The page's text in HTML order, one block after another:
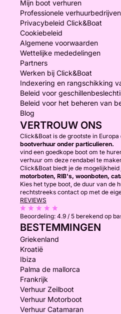
Mijn boot verhuren
Professionele verhuurbedrijven
Privacybeleid Click&Boat
Cookiebeleid
Algemene voorwaarden
Wettelijke mededelingen
Partners
Werken bij Click&Boat
Indexering en rangschikking
Beleid voor
Beleid voor het beheren van
Blog
VERTROUW ONS
Click&Boat is de grootste in
bootverhuur onder particulieren.
vind een goedkope boot om te
verhuur om deze rendabel te
Click&Boat biedt je de mogelijkheid
motorboten, RIB's, woonboten,
Kies het type boot, de duur van de
rechtstreeks contact op met de
REVIEWS
Beoordeling: 4.9 / 5 berekend op
BESTEMMINGEN
Griekenland
Kroatië
Ibiza
Palma de mallorca
Frankrijk
Verhuur Zeilboot
Verhuur Motorboot
Verhuur Catamaran